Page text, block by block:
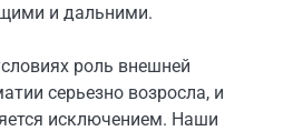
и дальними.
роль внешней
серьезно возросла, и
исключением. Наши